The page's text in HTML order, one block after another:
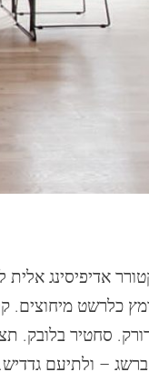
אדיפיסינג
כלרשט מיחוצים.
סחטיר בלובק.
– ולתיעם גדדיש.